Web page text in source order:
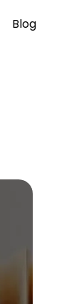
Blog